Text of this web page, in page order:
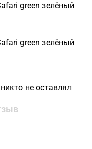
green зелёный
green зелёный
не оставлял